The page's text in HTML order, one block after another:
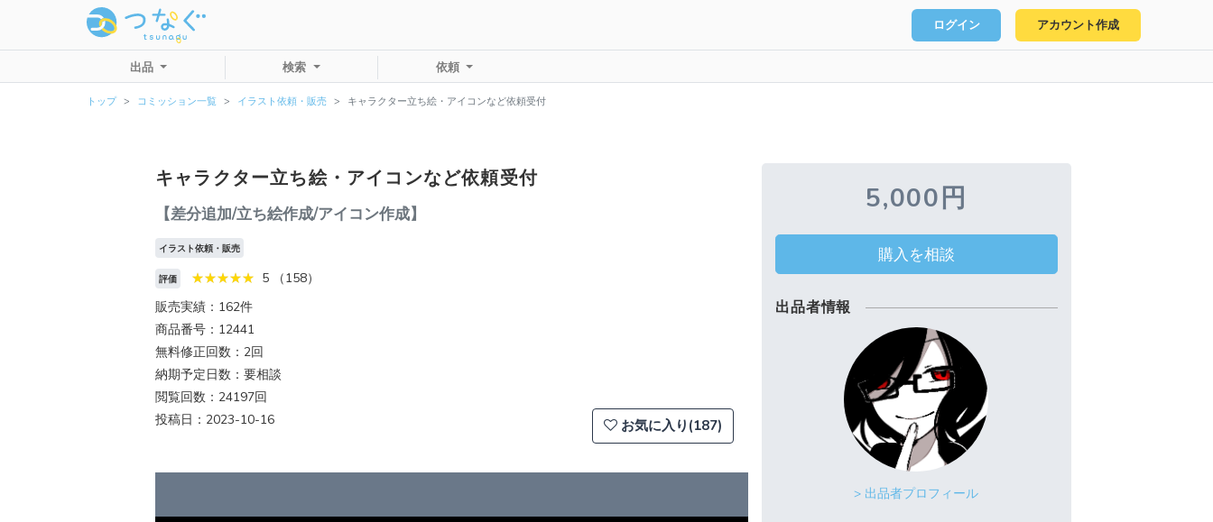
ログイン アカウント作成
出品 検索 依頼
トップ コミッション一覧 イラスト依頼・販売 キャラクター立ち絵・アイコンなど依頼受付
キャラクター立ち絵・アイコンなど依頼受付
【差分追加/立ち絵作成/アイコン作成】
イラスト依頼・販売
評価
5 （158）
販売実績：162件
商品番号：12441
無料修正回数：2回
納期予定日数：要相談
閲覧回数：24197回
投稿日：2023-10-16
お気に入り(187)
5,000円
購入を相談
出品者情報
> 出品者プロフィール